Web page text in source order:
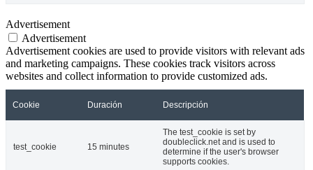
Advertisement
Advertisement
Advertisement cookies are used to provide visitors with relevant ads
and marketing campaigns. These cookies track visitors across
websites and collect information to provide customized ads.
Cookie Duración Descripción
test_cookie 15 minutes
The test_cookie is set by
doubleclick.net and is used to
determine if the user's browser
supports cookies.